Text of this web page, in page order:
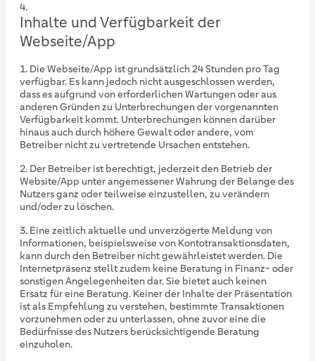
Inhalte und Verfügbarkeit der
Webseite/App
Die Webseite/App ist grundsätzlich 24 Stunden pro Tag
verfügbar. Es kann jedoch nicht ausgeschlossen werden,
dass es aufgrund von erforderlichen Wartungen oder aus
anderen Gründen zu Unterbrechungen der vorgenannten
Verfügbarkeit kommt. Unterbrechungen können darüber
hinaus auch durch höhere Gewalt oder andere, vom
Betreiber nicht zu vertretende Ursachen entstehen.
Der Betreiber ist berechtigt, jederzeit den Betrieb der
Website/App unter angemessener Wahrung der Belange des
Nutzers ganz oder teilweise einzustellen, zu verändern
und/oder zu löschen.
Eine zeitlich aktuelle und unverzögerte Meldung von
Informationen, beispielsweise von Kontotransaktionsdaten,
kann durch den Betreiber nicht gewährleistet werden. Die
Internetpräsenz stellt zudem keine Beratung in Finanz- oder
sonstigen Angelegenheiten dar. Sie bietet auch keinen
Ersatz für eine Beratung. Keiner der Inhalte der Präsentation
ist als Empfehlung zu verstehen, bestimmte Transaktionen
vorzunehmen oder zu unterlassen, ohne zuvor eine die
Bedürfnisse des Nutzers berücksichtigende Beratung
einzuholen.